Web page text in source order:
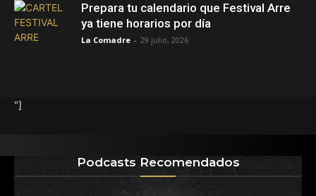
Prepara tu calendario que Festival Arre
ya tiene horarios por día
La Comadre - 29 julio, 2026
"]
Podcasts Recomendados